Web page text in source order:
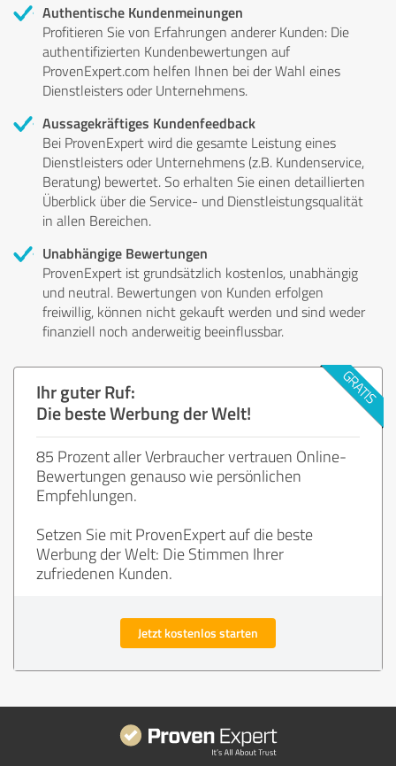
Authentische Kundenmeinungen
Profitieren Sie von Erfahrungen anderer Kunden: Die
authentifizierten Kundenbewertungen auf
ProvenExpert.com helfen Ihnen bei der Wahl eines
Dienstleisters oder Unternehmens.
Aussagekräftiges Kundenfeedback
Bei ProvenExpert wird die gesamte Leistung eines
Dienstleisters oder Unternehmens (z.B. Kundenservice,
Beratung) bewertet. So erhalten Sie einen detaillierten
Überblick über die Service- und Dienstleistungsqualität
in allen Bereichen.
Unabhängige Bewertungen
ProvenExpert ist grundsätzlich kostenlos, unabhängig
und neutral. Bewertungen von Kunden erfolgen
freiwillig, können nicht gekauft werden und sind weder
finanziell noch anderweitig beeinflussbar.
Ihr guter Ruf:
Die beste Werbung der Welt!
85 Prozent aller Verbraucher vertrauen Online-
Bewertungen genauso wie persönlichen
Empfehlungen.
Setzen Sie mit ProvenExpert auf die beste
Werbung der Welt: Die Stimmen Ihrer
zufriedenen Kunden.
Jetzt kostenlos starten